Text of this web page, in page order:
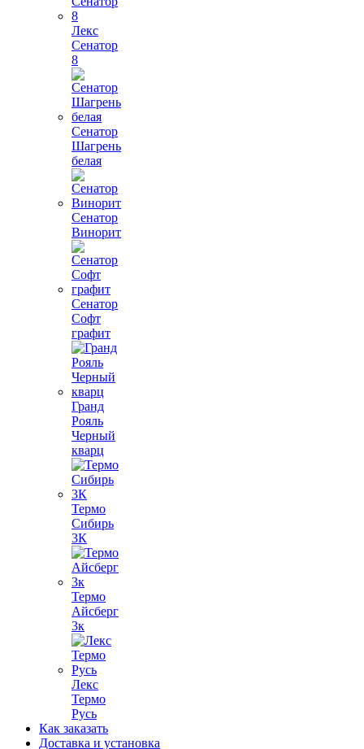
Лекс
Сенатор
8
Сенатор
Шагрень
белая
Сенатор
Винорит
Сенатор
Софт
графит
Гранд
Рояль
Черный
кварц
Термо
Сибирь
3К
Термо
Айсберг
3к
Лекс
Термо
Русь
Как заказать
Доставка и установка